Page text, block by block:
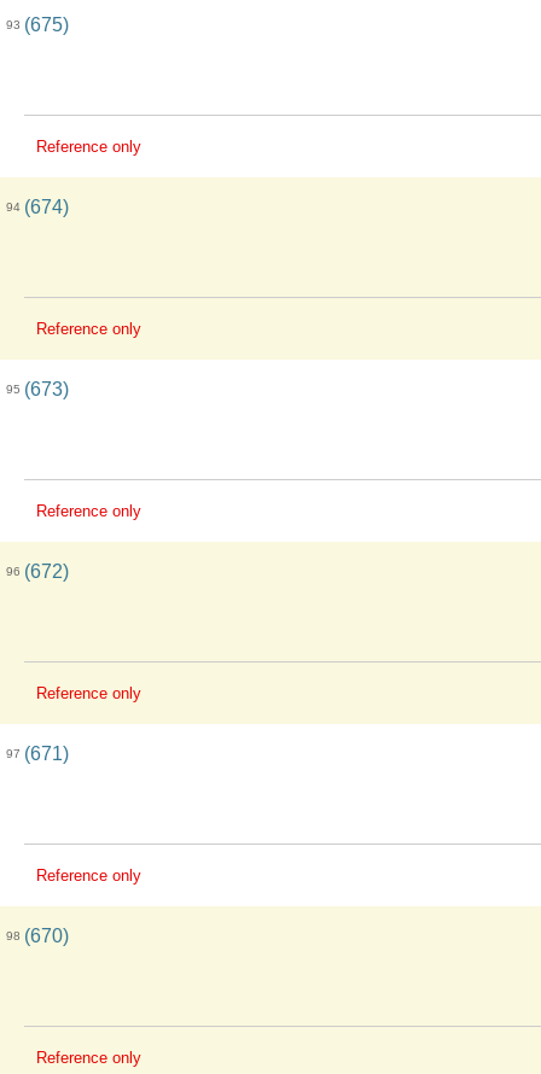
93 (675)
Reference only
94 (674)
Reference only
95 (673)
Reference only
96 (672)
Reference only
97 (671)
Reference only
98 (670)
Reference only